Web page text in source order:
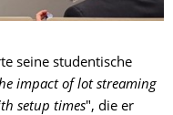
seine studentische
impact of lot streaming
setup times", die er